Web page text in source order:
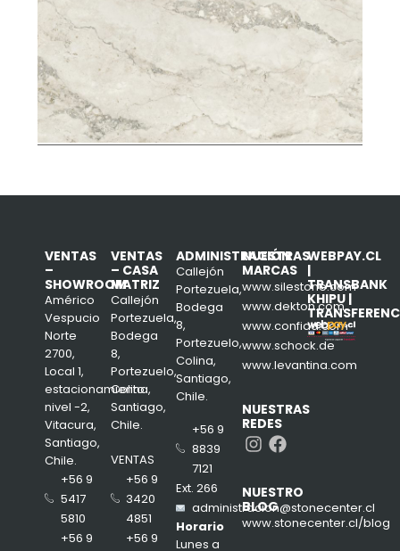
VENTAS
–
SHOWROOM
Américo
Vespucio
Norte
2700,
Local 1,
estacionamiento
nivel -2,
Vitacura,
Santiago,
Chile.
+56 9
5417
5810
+56 9
VENTAS
– CASA
MATRIZ
Callejón
Portezuela,
Bodega
8,
Portezuelo,
Colina,
Santiago,
Chile.
VENTAS
+56 9
3420
4851
+56 9
ADMINISTRACIÓN
Callejón
Portezuela,
Bodega
8,
Portezuelo,
Colina,
Santiago,
Chile.
+56 9
8839
7121
Ext. 266
administracion@stonecenter.cl
Horario
Lunes a
NUESTRAS
MARCAS
www.silestone.com
www.dekton.com
www.confiad.com
www.schock.de
www.levantina.com
NUESTRAS
REDES
Instagram
Facebook
NUESTRO
BLOG
www.stonecenter.cl/blog
WEBPAY.CL
|
TRANSBANK
KHIPU |